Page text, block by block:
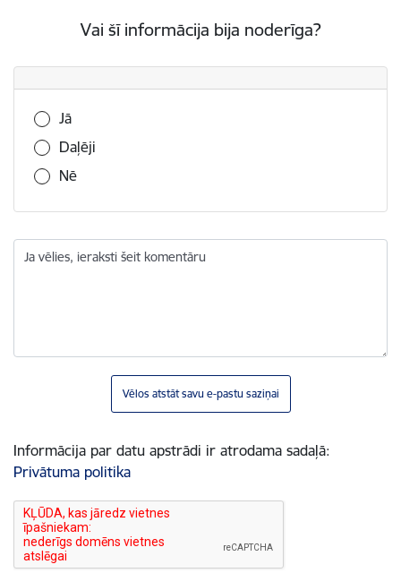
Vai šī informācija bija noderīga?
Vai šī informācija bija noderīga?
Jā
Daļēji
Nē
Ja vēlies, ieraksti šeit komentāru
Vēlos atstāt savu e-pastu saziņai
Informācija par datu apstrādi ir atrodama sadaļā:
Privātuma politika